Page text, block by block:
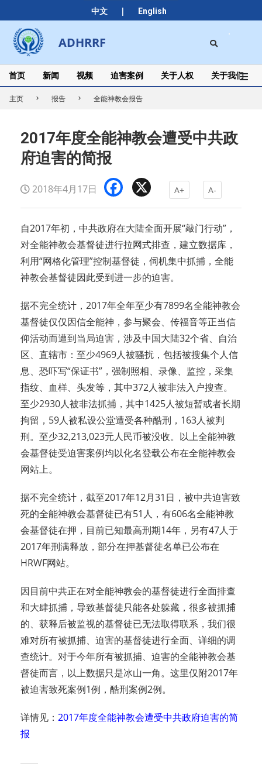
中文 | English
to
content
ADHRRF
Secondary
Navigation
Menu
首页 新闻 视频 迫害案例 关于人权 关于我们
主页 报告 全能神教会报告
2017年度全能神教会遭受中共政
府迫害的简报
2018年4月17日 Facebook A+ A-
自2017年初，中共政府在大陆全面开展“敲门行动”，
对全能神教会基督徒进行拉网式排查，建立数据库，
利用“网格化管理”控制基督徒，伺机集中抓捕，全能
神教会基督徒因此受到进一步的迫害。
据不完全统计，2017年全年至少有7899名全能神教会
基督徒仅仅因信全能神，参与聚会、传福音等正当信
仰活动而遭到当局迫害，涉及中国大陆32个省、自治
区、直辖市：至少4969人被骚扰，包括被搜集个人信
息、恐吓写“保证书”，强制照相、录像、监控，采集
指纹、血样、头发等，其中372人被非法入户搜查。
至少2930人被非法抓捕，其中1425人被短暂或者长期
拘留，59人被私设公堂遭受各种酷刑，163人被判
刑。至少32,213,023元人民币被没收。以上全能神教
会基督徒受迫害案例均以化名登载公布在全能神教会
网站上。
据不完全统计，截至2017年12月31日，被中共迫害致
死的全能神教会基督徒已有51人，有606名全能神教
会基督徒在押，目前已知最高刑期14年，另有47人于
2017年刑满释放，部分在押基督徒名单已公布在
HRWF网站。
因目前中共正在对全能神教会的基督徒进行全面排查
和大肆抓捕，导致基督徒只能各处躲藏，很多被抓捕
的、获释后被监视的基督徒已无法取得联系，我们很
难对所有被抓捕、迫害的基督徒进行全面、详细的调
查统计。对于今年所有被抓捕、迫害的全能神教会基
督徒而言，以上数据只是冰山一角。这里仅附2017年
被迫害致死案例1例，酷刑案例2例。
详情见： 2017年度全能神教会遭受中共政府迫害的简
报